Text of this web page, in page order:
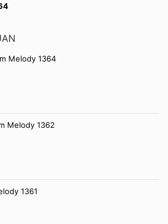
Melody 1364
Melody 1362
1361